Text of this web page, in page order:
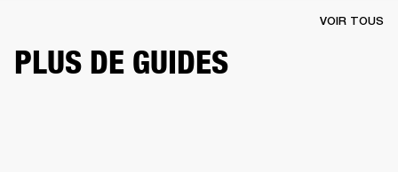
PLUS DE GUIDES
VOIR TOUS